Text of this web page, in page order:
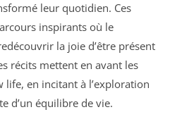
leur quotidien. Ces
inspirants où le
la joie d’être présent
récits mettent en avant les
life, en incitant à l’exploration
d’un équilibre de vie.